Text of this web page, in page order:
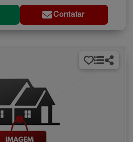
Contatar